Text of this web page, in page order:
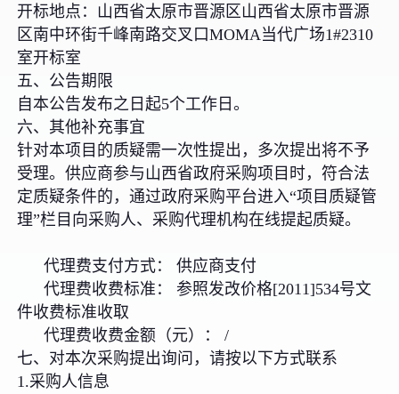
开标地点：山西省太原市晋源区山西省太原市晋源
区南中环街千峰南路交叉口MOMA当代广场1#2310
室开标室
五、公告期限
自本公告发布之日起5个工作日。
六、其他补充事宜
针对本项目的质疑需一次性提出，多次提出将不予
受理。供应商参与山西省政府采购项目时，符合法
定质疑条件的，通过政府采购平台进入“项目质疑管
理”栏目向采购人、采购代理机构在线提起质疑。
代理费支付方式： 供应商支付
代理费收费标准： 参照发改价格[2011]534号文
件收费标准收取
代理费收费金额（元）： /
七、对本次采购提出询问，请按以下方式联系
1.采购人信息